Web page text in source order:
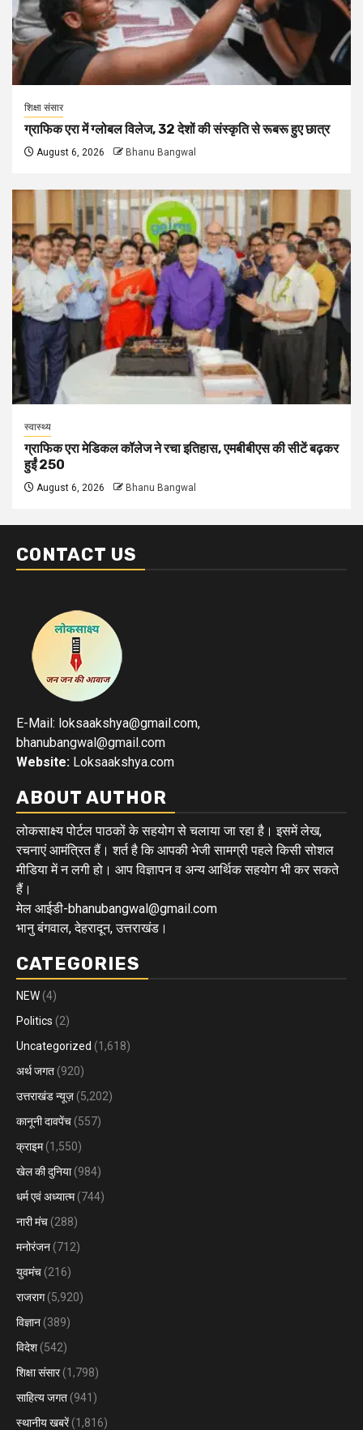
शिक्षा संसार
ग्राफिक एरा में ग्लोबल विलेज, 32 देशों की संस्कृति से रूबरू हुए छात्र
August 6, 2026 Bhanu Bangwal
स्वास्थ्य
ग्राफिक एरा मेडिकल कॉलेज ने रचा इतिहास, एमबीबीएस की सीटें बढ़कर
हुईं 250
August 6, 2026 Bhanu Bangwal
CONTACT US
E-Mail: loksaakshya@gmail.com,
bhanubangwal@gmail.com
Website: Loksaakshya.com
ABOUT AUTHOR
लोकसाक्ष्य पोर्टल पाठकों के सहयोग से चलाया जा रहा है। इसमें लेख,
रचनाएं आमंत्रित हैं। शर्त है कि आपकी भेजी सामग्री पहले किसी सोशल
मीडिया में न लगी हो। आप विज्ञापन व अन्य आर्थिक सहयोग भी कर सकते
हैं।
मेल आईडी-bhanubangwal@gmail.com
भानु बंगवाल, देहरादून, उत्तराखंड।
CATEGORIES
NEW (4)
Politics (2)
Uncategorized (1,618)
अर्थ जगत (920)
उत्तराखंड न्यूज़ (5,202)
कानूनी दावपेंच (557)
क्राइम(1,550)
खेल की दुनिया(984)
धर्म एवं अध्यात्म(744)
नारी मंच (288)
मनोरंजन (712)
युवमंच (216)
राजराग(5,920)
विज्ञान (389)
विदेश (542)
शिक्षा संसार(1,798)
साहित्य जगत (941)
स्थानीय खबरें(1,816)